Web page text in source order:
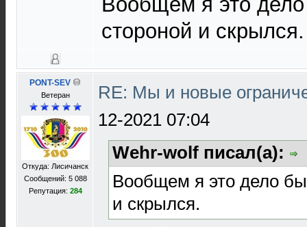
стороной и скрылся.
PONT-SEV
Ветеран
Откуда: Лисичанск
Сообщений: 5 088
Репутация: 284
RE: Мы и новые
12-2021 07:04
Wehr-wolf писал(а):
Вообщем я это дело
и скрылся.